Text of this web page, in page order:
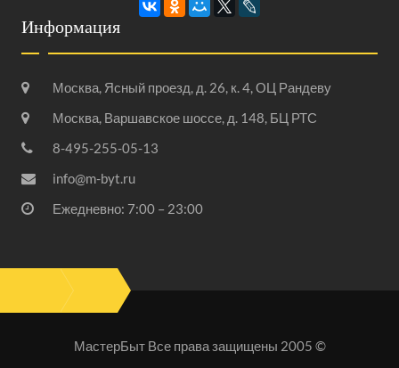
Информация
Москва, Ясный проезд, д. 26, к. 4, ОЦ Рандеву
Москва, Варшавское шоссе, д. 148, БЦ РТС
8-495-255-05-13
info@m-byt.ru
Ежедневно: 7:00 – 23:00
МастерБыт Все права защищены 2005 ©